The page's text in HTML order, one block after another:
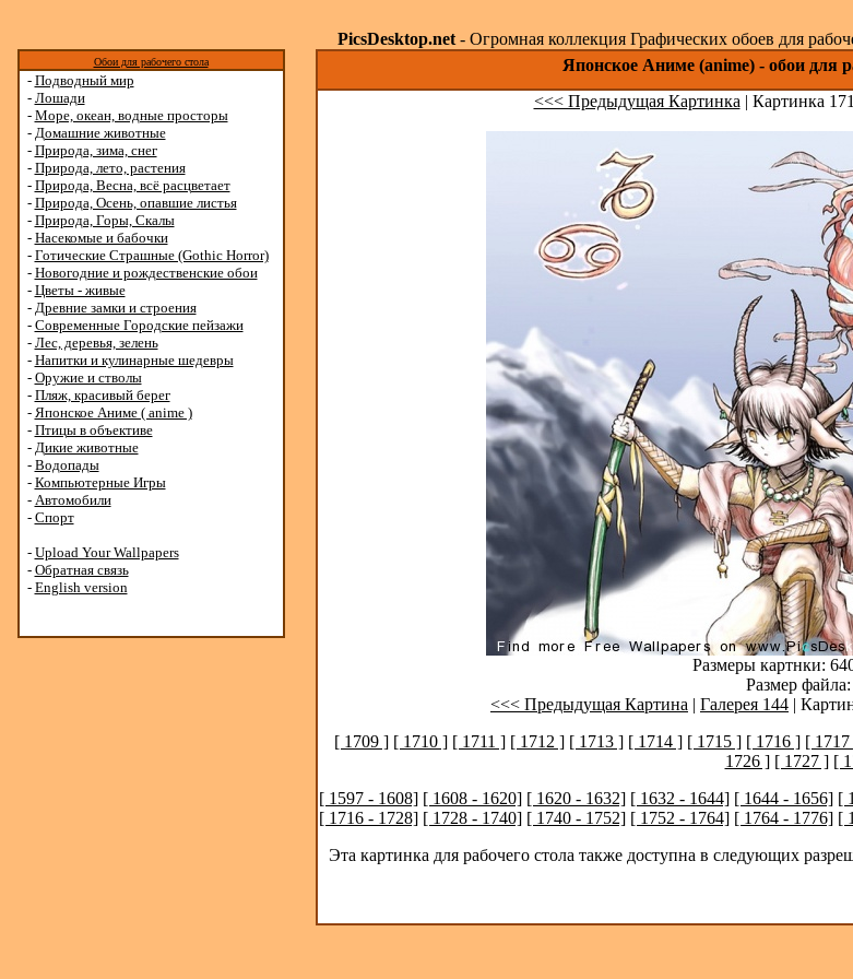
PicsDesktop.net- Огромная коллекция Графических обоев для
Обои для рабочего стола
- Подводный мир
- Лошади
- Море, океан, водные просторы
- Домашние животные
- Природа, зима, снег
- Природа, лето, растения
- Природа, Весна, всё расцветает
- Природа, Осень, опавшие листья
- Природа, Горы, Скалы
- Насекомые и бабочки
- Готические Страшные (Gothic Horror)
- Новогодние и рождественские обои
- Цветы - живые
- Древние замки и строения
- Современные Городские пейзажи
- Лес, деревья, зелень
- Напитки и кулинарные шедевры
- Оружие и стволы
- Пляж, красивый берег
- Японское Аниме ( anime )
- Птицы в объективе
- Дикие животные
- Водопады
- Компьютерные Игры
- Автомобили
- Спорт
- Upload Your Wallpapers
- Обратная связь
- English version
Японское Аниме (anime) - обои для
<<< Предыдущая Картинка | Картинка
Размеры картнки:
Размер
<<< Предыдущая Картина | Галерея 144 |
[ 1709 ] [ 1710 ] [ 1711 ] [ 1712 ] [ 1713 ] [ 1714 ] [ 1715 ] [ 1716 ] [
1726 ] [ 1727 ] [
[ 1597 - 1608] [ 1608 - 1620] [ 1620 - 1632] [ 1632 - 1644] [ 1644 - 1656] [
[ 1716 - 1728] [ 1728 - 1740] [ 1740 - 1752] [ 1752 - 1764] [ 1764 - 1776] [
Эта картинка для рабочего стола также доступна в следующих